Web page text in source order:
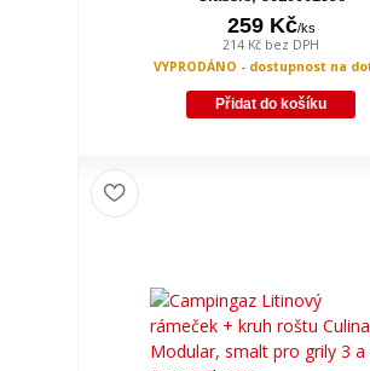
259 Kč/ks
214 Kč bez DPH
VYPRODÁNO - dostupnost na
Přidat do košíku